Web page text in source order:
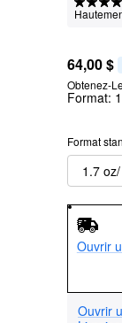
64,00 $
Obtenez-
Format:
Format
1.7
Ouvrir
Ouvrir